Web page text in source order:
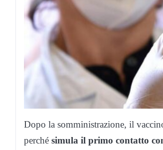
Dopo la somministrazione, il
perché simula il primo contatto